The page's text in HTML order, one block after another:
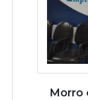
Morro